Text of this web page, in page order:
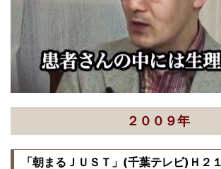
２００９年
「朝まるＪＵＳＴ」(千葉テレビ)Ｈ２